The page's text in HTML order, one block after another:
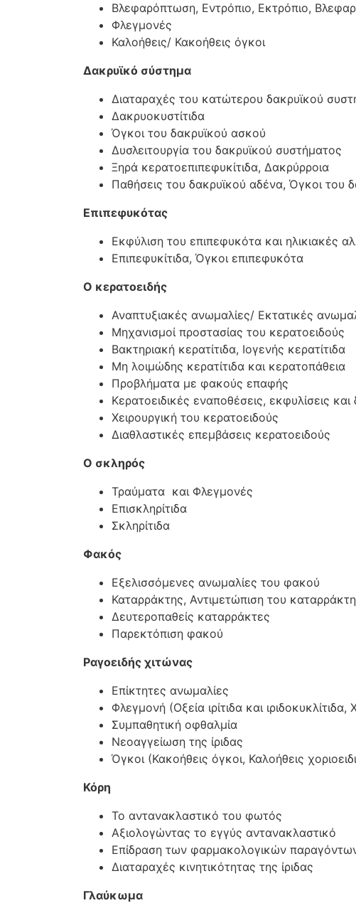
Βλεφαρόπτωση, Εντρόπιο, Εκτρόπιο,
Φλεγμονές
Καλοήθεις/ Κακοήθεις όγκοι
Δακρυϊκό σύστημα
Διαταραχές του κατώτερου δακρυϊκού
Δακρυοκυστίτιδα
Όγκοι του δακρυϊκού ασκού
Δυσλειτουργία του δακρυϊκού συστήματος
Ξηρά κερατοεπιπεφυκίτιδα, Δακρύρροια
Παθήσεις του δακρυϊκού αδένα, Όγκοι του
Επιπεφυκότας
Εκφύλιση του επιπεφυκότα και ηλικιακές
Επιπεφυκίτιδα, Όγκοι επιπεφυκότα
Ο κερατοειδής
Αναπτυξιακές ανωμαλίες/ Εκτατικές
Μηχανισμοί προστασίας του κερατοειδούς
Βακτηριακή κερατίτιδα, Ιογενής κερατίτιδα
Μη λοιμώδης κερατίτιδα και κερατοπάθεια
Προβλήματα με φακούς επαφής
Κερατοειδικές εναποθέσεις, εκφυλίσεις και
Χειρουργική του κερατοειδούς
Διαθλαστικές επεμβάσεις κερατοειδούς
Ο σκληρός
Τραύματα και Φλεγμονές
Επισκληρίτιδα
Σκληρίτιδα
Φακός
Εξελισσόμενες ανωμαλίες του φακού
Καταρράκτης, Αντιμετώπιση του καταρράκτη
Δευτεροπαθείς καταρράκτες
Παρεκτόπιση φακού
Ραγοειδής χιτώνας
Επίκτητες ανωμαλίες
Φλεγμονή (Οξεία ιρίτιδα και ιριδοκυκλίτιδα,
Συμπαθητική οφθαλμία
Νεοαγγείωση της ίριδας
Όγκοι (Κακοήθεις όγκοι, Καλοήθεις
Κόρη
Το αντανακλαστικό του φωτός
Αξιολογώντας το εγγύς αντανακλαστικό
Επίδραση των φαρμακολογικών
Διαταραχές κινητικότητας της ίριδας
Γλαύκωμα